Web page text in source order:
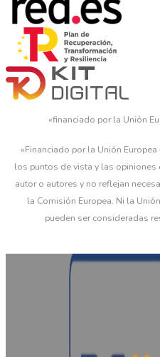
«financiado por la Unión
«Financiado por la Unión
los puntos de vista y las
autor o autores y no reflejan
la Comisión Europea. Ni la
pueden ser consideradas